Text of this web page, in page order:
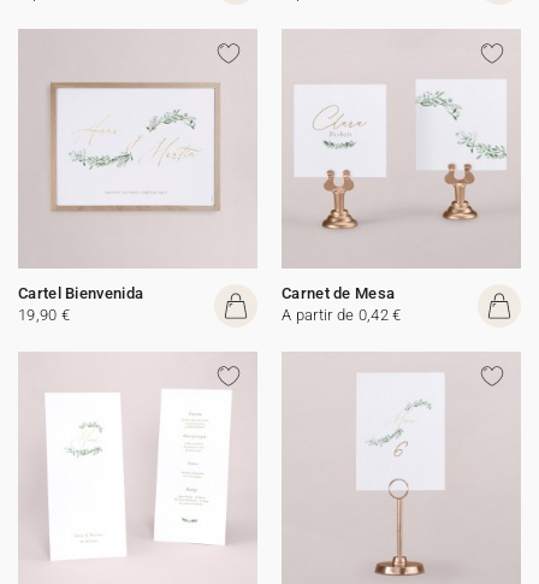
Cartel Bienvenida
19,90 €
Carnet de Mesa
A partir de 0,42 €